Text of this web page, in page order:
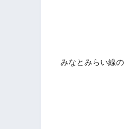
みなとみらい線